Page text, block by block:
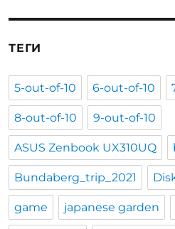
ТЕГИ
5-out-of-10 6-out-of-10
8-out-of-10 9-out-of-10
ASUS Zenbook UX310UQ
Bundaberg_trip_2021
game japanese garden